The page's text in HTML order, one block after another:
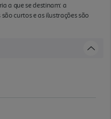
a que se destinam: a
curtos e as ilustrações são